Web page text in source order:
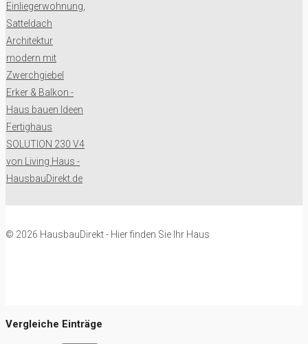
© 2026 HausbauDirekt - Hier finden Sie Ihr Haus
Vergleiche Einträge